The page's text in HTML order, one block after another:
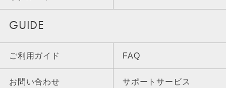
GUIDE
ご利用ガイド FAQ
お問い合わせ サポートサービス